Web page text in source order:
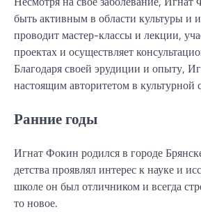
быть активным в области культуры и
проводит мастер-классы и лекции,
проектах и осуществляет
Благодаря своей эрудиции и опыту,
настоящим авторитетом в культурной
Ранние годы
Игнат Фокин родился в городе
детства проявлял интерес к науке и
школе он был отличником и всегда
то новое.